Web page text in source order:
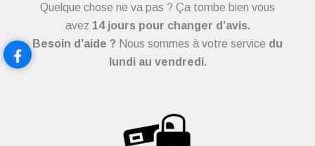
Quelque chose ne va pas ? Ça tombe bien vous
avez 14 jours pour changer d’avis.
Besoin d’aide ? Nous sommes à votre service du
lundi au vendredi.